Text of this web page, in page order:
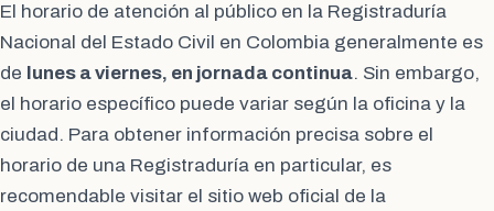
El horario de atención al público en la Registraduría
Nacional del Estado Civil en Colombia generalmente es
de lunes a viernes, en jornada continua. Sin embargo,
el horario específico puede variar según la oficina y la
ciudad. Para obtener información precisa sobre el
horario de una Registraduría en particular, es
recomendable visitar el sitio web oficial de la